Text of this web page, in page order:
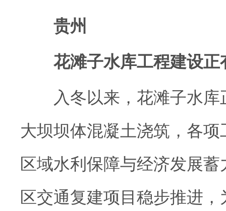
贵州
花滩子水库工程建设正
入冬以来，花滩子水库
大坝坝体混凝土浇筑，各
区域水利保障与经济发展
区交通复建项目稳步推进